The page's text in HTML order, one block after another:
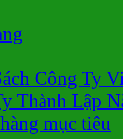
Công Ty
Thành Lập
mục tiêu